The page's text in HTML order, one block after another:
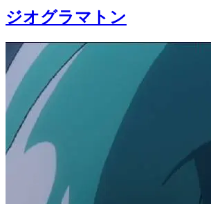
ジオグラマトン